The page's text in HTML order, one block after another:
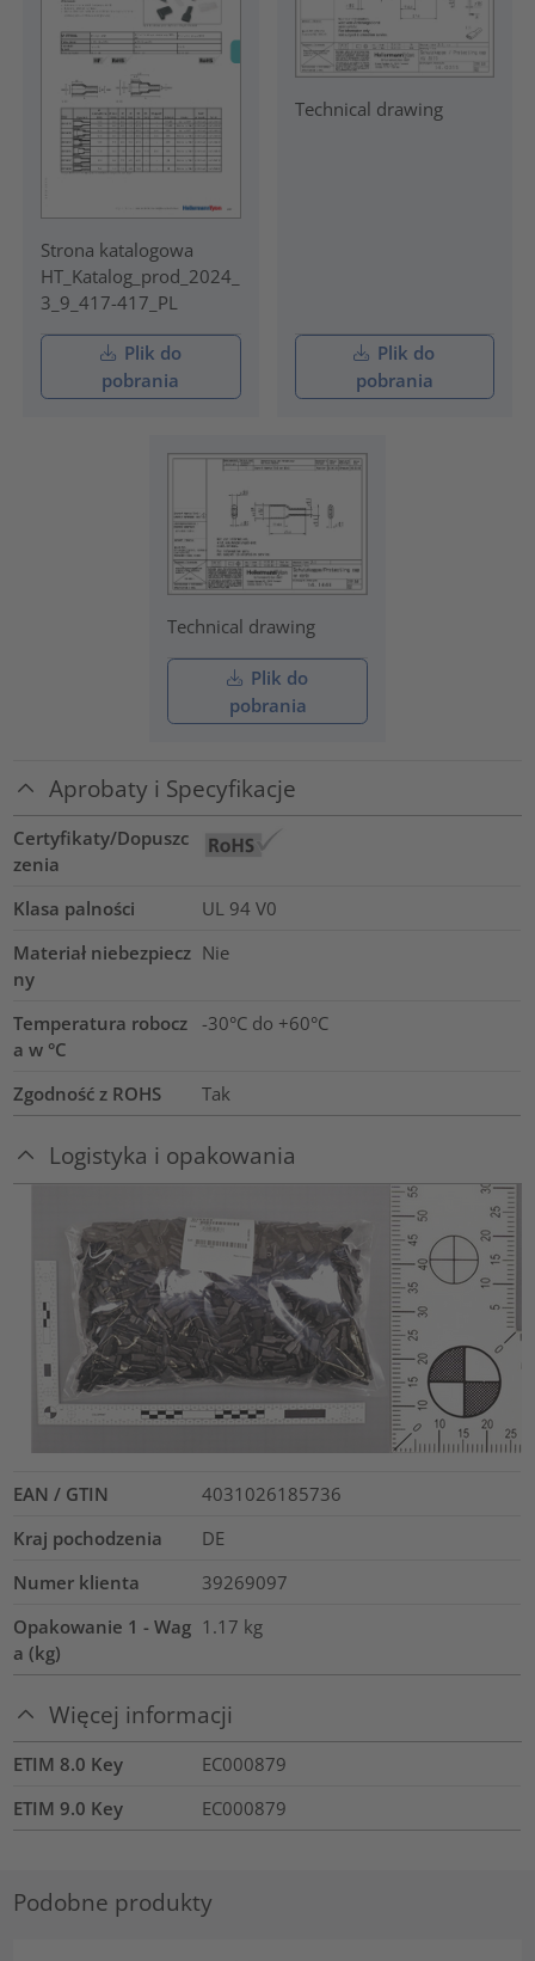
Strona katalogowa
HT_Katalog_prod_2024_
3_9_417-417_PL
Plik do
pobrania
Technical drawing
Plik do
pobrania
Technical drawing
Plik do
pobrania
Aprobaty i Specyfikacje
Certyfikaty/Dopuszc
zenia
Klasa palności
UL 94 V0
Materiał niebezpiecz
ny
Nie
Temperatura robocz
a w °C
-30°C do +60°C
Zgodność z ROHS Tak
Logistyka i opakowania
EAN / GTIN
4031026185736
Kraj pochodzenia
DE
Numer klienta
39269097
Opakowanie 1 - Wag
a (kg)
1.17 kg
Więcej informacji
ETIM 8.0 Key
EC000879
ETIM 9.0 Key
EC000879
Podobne produkty